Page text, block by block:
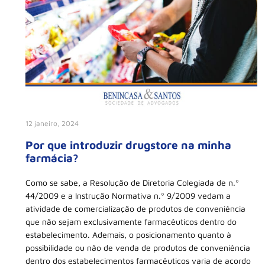
12 janeiro, 2024
Por que introduzir drugstore na minha
farmácia?
Como se sabe, a Resolução de Diretoria Colegiada de n.º
44/2009 e a Instrução Normativa n.º 9/2009 vedam a
atividade de comercialização de produtos de conveniência
que não sejam exclusivamente farmacêuticos dentro do
estabelecimento. Ademais, o posicionamento quanto à
possibilidade ou não de venda de produtos de conveniência
dentro dos estabelecimentos farmacêuticos varia de acordo